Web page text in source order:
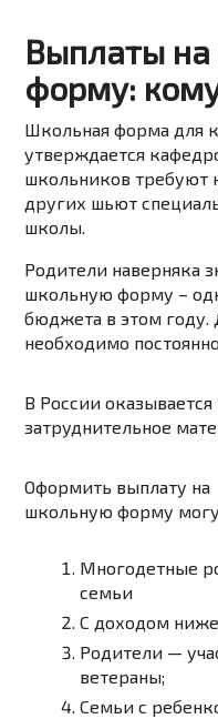
Выплаты
форму:
Школьная форма для
утверждается
школьников требуют
других шьют
школы.
Родители наверняка
школьную форму –
бюджета в этом году.
необходимо
В России
затруднительное
Оформить выплату на
школьную форму
Многодетные
семьи
С доходом
Родители —
ветераны;
Семьи с